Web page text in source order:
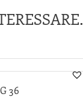
36